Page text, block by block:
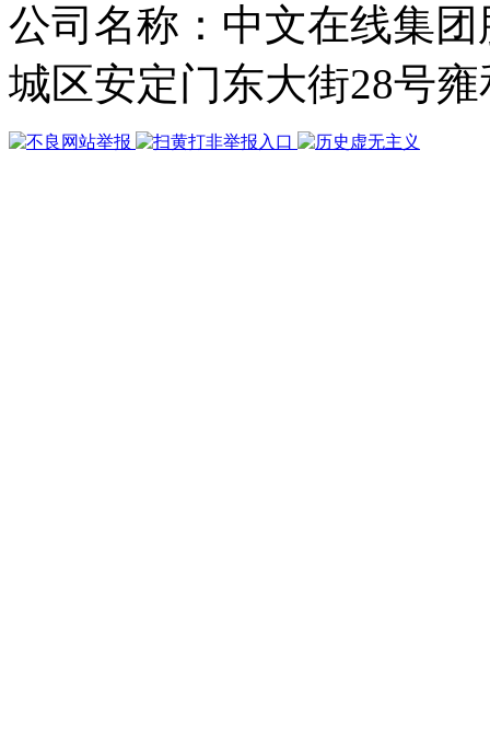
公司名称：中文在线集
城区安定门东大街28号